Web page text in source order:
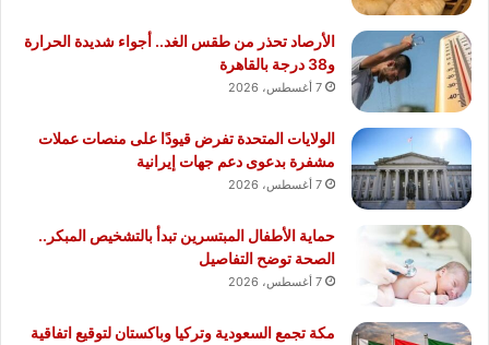
الأرصاد تحذر من طقس الغد.. أجواء شديدة الحرارة
و38 درجة بالقاهرة
7 أغسطس، 2026
الولايات المتحدة تفرض قيودًا على منصات عملات
مشفرة بدعوى دعم جهات إيرانية
7 أغسطس، 2026
حماية الأطفال المبتسرين تبدأ بالتشخيص المبكر..
الصحة توضح التفاصيل
7 أغسطس، 2026
مكة تجمع السعودية وتركيا وباكستان لتوقيع اتفاقية